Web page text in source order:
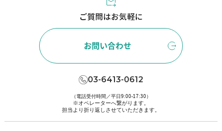
ご質問はお気軽に
お問い合わせ
03-6413-0612
（電話受付時間／平日9:00-17:30）
※オペレーターへ繋がります。
担当より折り返しさせていただきます。